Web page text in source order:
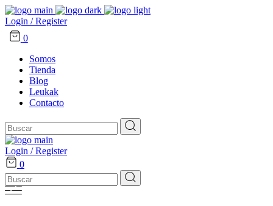
Login / Register
0
Somos
Tienda
Blog
Leukak
Contacto
Search
for:
Login / Register
0
Search
for: